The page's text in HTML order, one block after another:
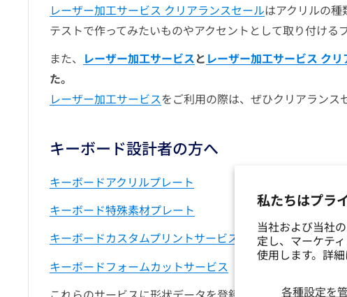
私たちはプラ
当社および当社
定し、マーケテ
使用します。詳
各種設定を
レーザー加工サービス クリアランスセールはアクリルの種
テストで作ってみたいものやアクセントとして取り付ける
また、 レーザー加工サービスと レーザー加工サービス ク
た。
レーザー加工サービスをご利用の際は、ぜひクリアランス
キーボード設計者の方へ
キーボードアクリルプレート
キーボード特殊素材プレート
キーボードカスタムプリントサービス
キーボードフォームカットサービス